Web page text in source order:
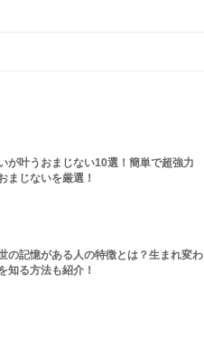
が叶うおまじない10選！簡単で超強力
まじないを厳選！
の記憶がある人の特徴とは？生まれ変わ
知る方法も紹介！